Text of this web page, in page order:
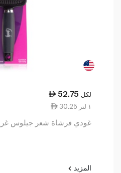
52.75 لكل
30.25 ١ لتر
غودي فرشاة شعر جيلوس
المزيد